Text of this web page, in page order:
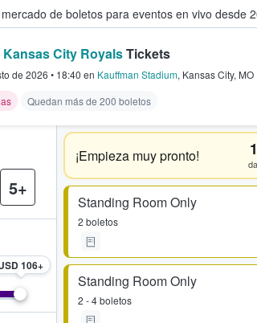
mercado de boletos para eventos en vivo desde
los fans compran y
Kansas City RoyalsTickets
de 2026 • 18:40 en Kauffman Stadium, Kansas City, MO
Quedan más de 200 boletos
¡Empieza muy pronto!
Standing Room Only
2 boletos
Standing Room Only
2 - 4 boletos
5+
106